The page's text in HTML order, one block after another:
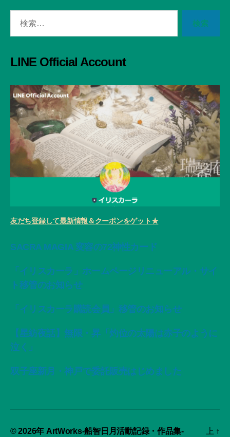
LINE Official Account
友だち登録して最新情報＆クーポンをゲット★
SACRA MAGIA 変容の72神性カード
「イリスカーラ」ホームページリニューアル・サイ
ト移管のお知らせ
「イリスカーラ購読会員」移管のお知らせ
【星紡夜話】無限・昇「灼位の太陽は赤子のように
泣く」
双子座新月・神戸で委託販売はじめました
© 2026年 ArtWorks-船智日月活動記録・作品集- 上 ↑